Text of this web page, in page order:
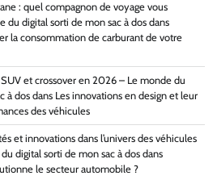
: quel compagnon de voyage vous
du digital sorti de mon sac à dos dans
la consommation de carburant de votre
et crossover en 2026 – Le monde du
à dos dans Les innovations en design et leur
des véhicules
et innovations dans l’univers des véhicules
digital sorti de mon sac à dos dans
le secteur automobile ?